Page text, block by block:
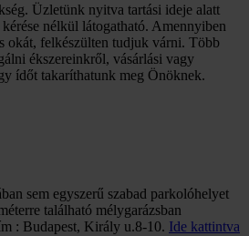
Üzletünk nyitva tartási ideje alatt
nélkül látogatható. Amennyiben
okát, felkészülten tudjuk várni. Több
ékszereinkről, vásárlási vagy
ídőt takaríthatunk meg Önöknek.
sem egyszerű szabad parkolóhelyet
található mélygarázsban
: Budapest, Király u.8-10. Ide kattintva